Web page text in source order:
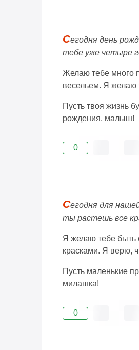
Сегодня день
тебе уже четыре
Желаю тебе много
весельем. Я желаю
Пусть твоя жизнь
рождения, малыш!
0
Сегодня для
ты растешь все
Я желаю тебе быть
красками. Я верю,
Пусть маленькие
милашка!
0